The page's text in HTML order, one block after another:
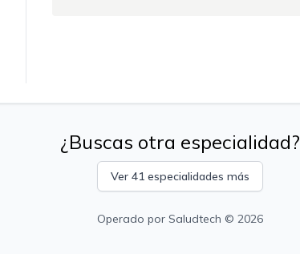
¿Buscas otra especialidad?
Ver 41 especialidades más
Operado por Saludtech © 2026